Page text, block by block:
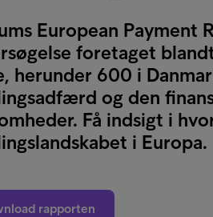
European Payment
foretaget
herunder 600 i
og den
Få indsigt i
i Europa.
rapporten